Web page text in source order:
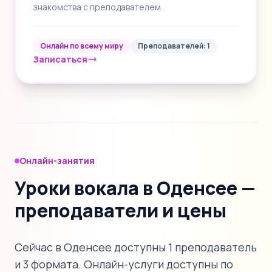
знакомства с преподавателем.
Онлайн по всему миру Преподавателей: 1
Записаться
Онлайн-занятия
Уроки вокала в Оденсее —
преподаватели и цены
Сейчас в Оденсее доступны 1 преподаватель
и 3 формата. Онлайн-услуги доступны по